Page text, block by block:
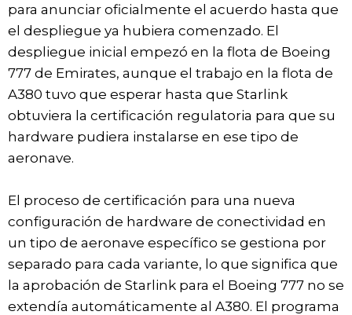
para anunciar oficialmente el acuerdo hasta que
el despliegue ya hubiera comenzado. El
despliegue inicial empezó en la flota de Boeing
777 de Emirates, aunque el trabajo en la flota de
A380 tuvo que esperar hasta que Starlink
obtuviera la certificación regulatoria para que su
hardware pudiera instalarse en ese tipo de
aeronave.
El proceso de certificación para una nueva
configuración de hardware de conectividad en
un tipo de aeronave específico se gestiona por
separado para cada variante, lo que significa que
la aprobación de Starlink para el Boeing 777 no se
extendía automáticamente al A380. El programa